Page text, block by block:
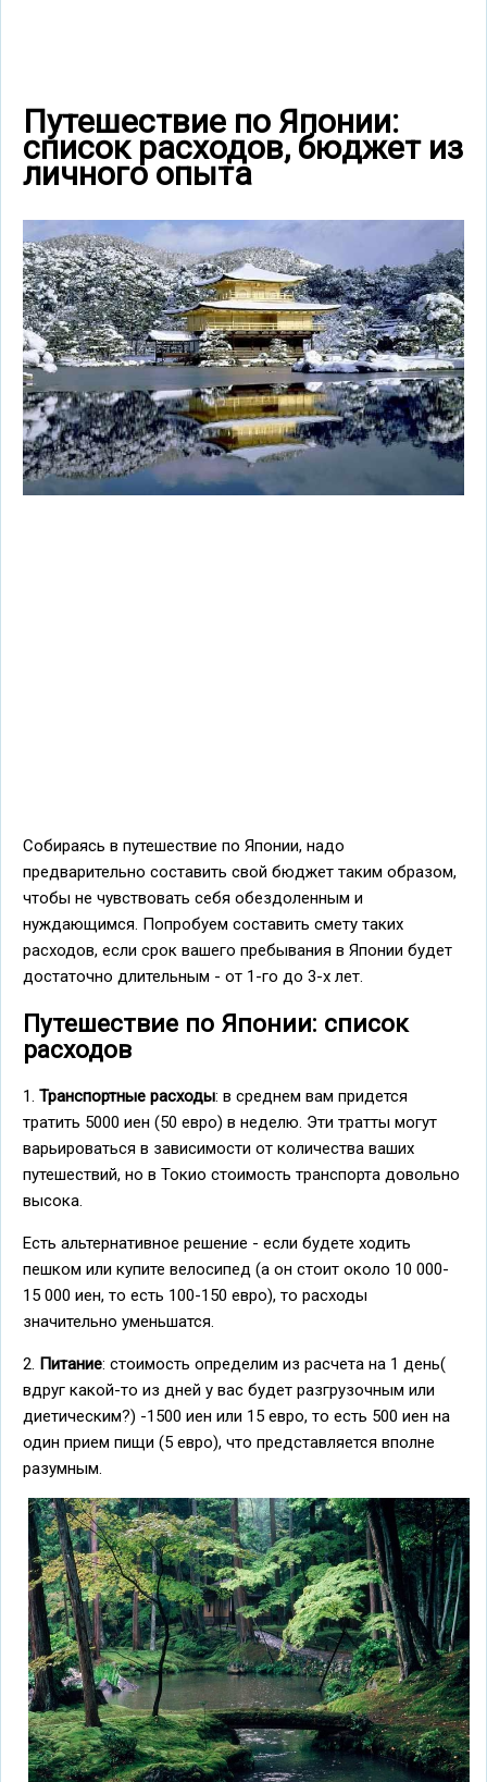
Путешествие по Японии:
список расходов, бюджет из
личного опыта
Собираясь в путешествие по Японии, надо
предварительно составить свой бюджет таким образом,
чтобы не чувствовать себя обездоленным и
нуждающимся. Попробуем составить смету таких
расходов, если срок вашего пребывания в Японии будет
достаточно длительным - от 1-го до 3-х лет.
Путешествие по Японии: список
расходов
1. Транспортные расходы: в среднем вам придется
тратить 5000 иен (50 евро) в неделю. Эти тратты могут
варьироваться в зависимости от количества ваших
путешествий, но в Токио стоимость транспорта довольно
высока.
Есть альтернативное решение - если будете ходить
пешком или купите велосипед (а он стоит около 10 000-
15 000 иен, то есть 100-150 евро), то расходы
значительно уменьшатся.
2. Питание: стоимость определим из расчета на 1 день(
вдруг какой-то из дней у вас будет разгрузочным или
диетическим?) -1500 иен или 15 евро, то есть 500 иен на
один прием пищи (5 евро), что представляется вполне
разумным.